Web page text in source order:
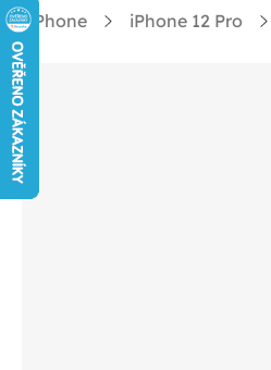
iPhone iPhone 12 Pro